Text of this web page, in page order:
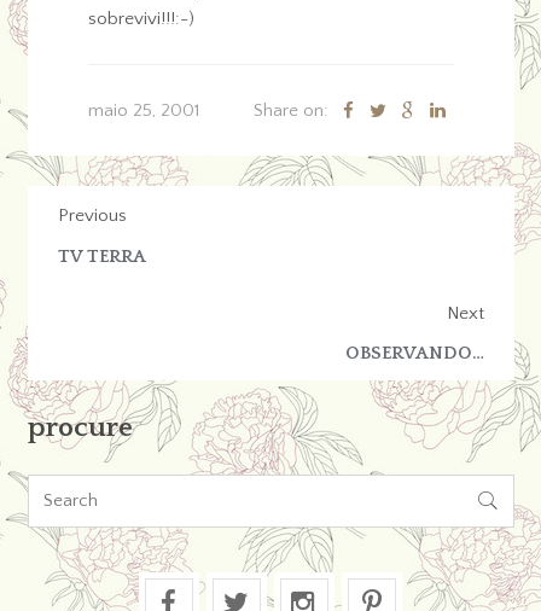
sobrevivi!!!:-)
maio 25, 2001 Share on:
Previous
TV TERRA
Next
OBSERVANDO…
procure
